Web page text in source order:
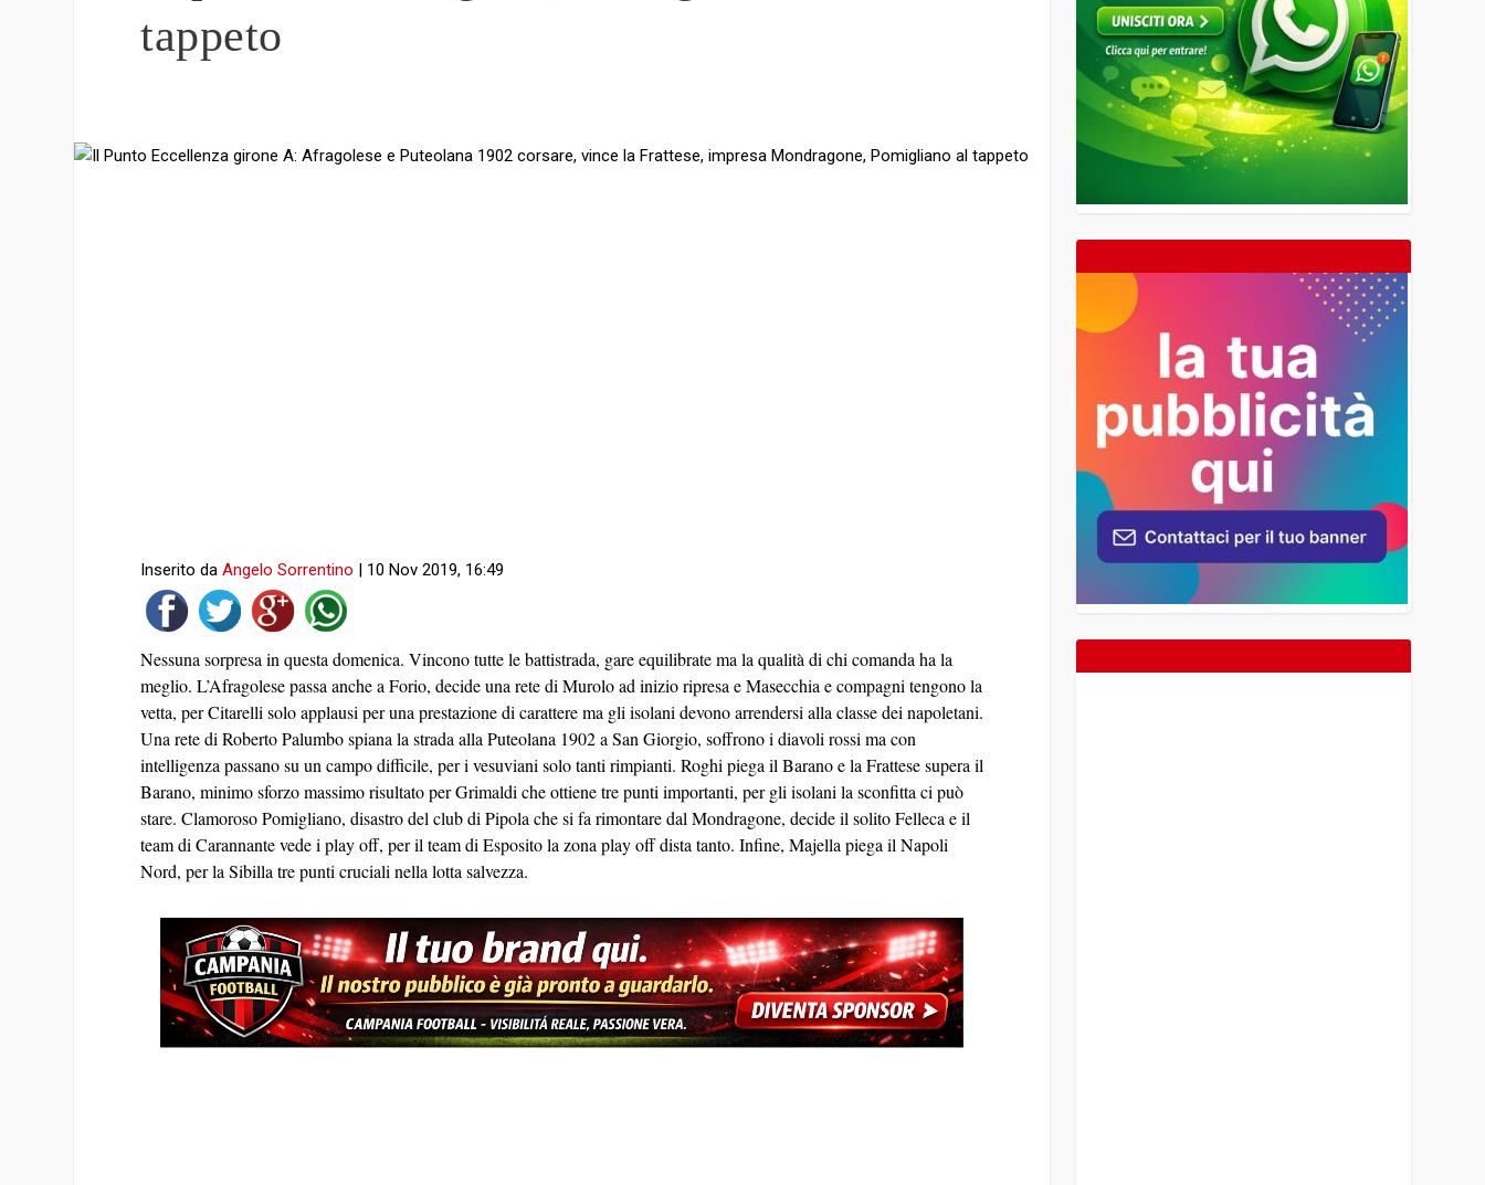
tappeto
Inserito daAngelo Sorrentino | 10 Nov 2019, 16:49
Nessuna sorpresa in questa domenica. Vincono tutte le battistrada, gare equilibrate ma la qualità di chi comanda ha la
meglio. L’Afragolese passa anche a Forio, decide una rete di Murolo ad inizio ripresa e Masecchia e compagni tengono la
vetta, per Citarelli solo applausi per una prestazione di carattere ma gli isolani devono arrendersi alla classe dei napoletani.
Una rete di Roberto Palumbo spiana la strada alla Puteolana 1902 a San Giorgio, soffrono i diavoli rossi ma con
intelligenza passano su un campo difficile, per i vesuviani solo tanti rimpianti. Roghi piega il Barano e la Frattese supera il
Barano, minimo sforzo massimo risultato per Grimaldi che ottiene tre punti importanti, per gli isolani la sconfitta ci può
stare. Clamoroso Pomigliano, disastro del club di Pipola che si fa rimontare dal Mondragone, decide il solito Felleca e il
team di Carannante vede i play off, per il team di Esposito la zona play off dista tanto. Infine, Majella piega il Napoli
Nord, per la Sibilla tre punti cruciali nella lotta salvezza.